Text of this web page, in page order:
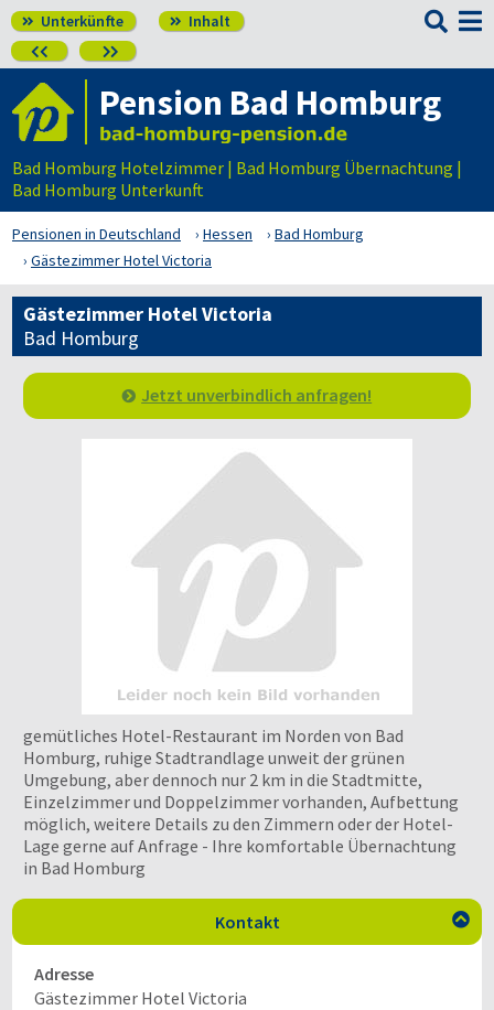
 Unterkünfte  Inhalt
 

Pension Bad Homburg
Bad Homburg Hotelzimmer | Bad Homburg Übernachtung |
Bad Homburg Unterkunft
Pensionen in Deutschland Hessen
Bad Homburg
Gästezimmer Hotel Victoria
Gästezimmer Hotel Victoria
Bad Homburg
Jetzt unverbindlich anfragen!
gemütliches Hotel-Restaurant im Norden von Bad
Homburg, ruhige Stadtrandlage unweit der grünen
Umgebung, aber dennoch nur 2 km in die Stadtmitte,
Einzelzimmer und Doppelzimmer vorhanden, Aufbettung
möglich, weitere Details zu den Zimmern oder der Hotel-
Lage gerne auf Anfrage - Ihre komfortable Übernachtung
in Bad Homburg
Kontakt 
Adresse
Gästezimmer Hotel Victoria